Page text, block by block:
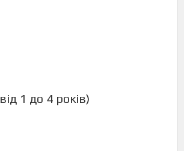
1 до 4 років)